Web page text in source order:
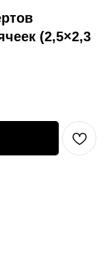
(2,5×2,3